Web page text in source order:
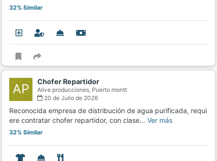
32% Similar
AP Chofer Repartidor
Alive producciones, Puerto montt
20 de Julio de 2026
Reconocida empresa de distribución de agua purificada, requi
ere contratar chofer repartidor, con clase… Ver más
32% Similar